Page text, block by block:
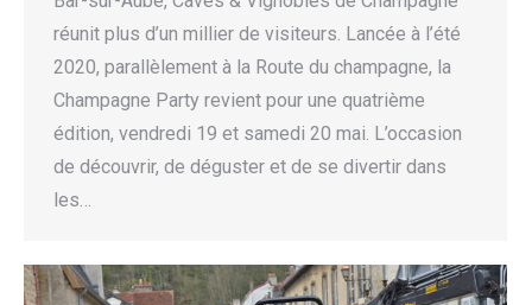
réunit plus d’un millier de visiteurs. Lancée à l’été
2020, parallèlement à la Route du champagne, la
Champagne Party revient pour une quatrième
édition, vendredi 19 et samedi 20 mai. L’occasion
de découvrir, de déguster et de se divertir dans
les…